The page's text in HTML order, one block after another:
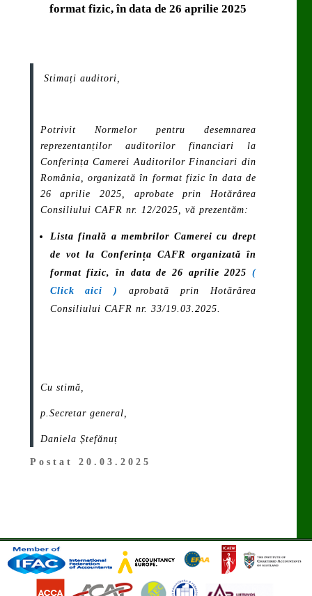
format fizic,în data de 26 aprilie 2025
Stimați auditori,
Potrivit Normelor pentru desemnarea
reprezentanților auditorilor financiari la
Conferința Camerei Auditorilor Financiari din
România, organizată în format fizic în data de
26 aprilie 2025 , aprobate prin Hotărârea
Consiliului CAFR nr. 12/2025, vă prezentăm:
Lista finală a membrilor Camerei cu drept
de vot la Conferința CAFR organizată în
format fizic, în data de 26 aprilie 2025 (
Click aici )
aprobată prin Hotărârea
Consiliului CAFR nr. 33/19.03.2025.
Cu stimă,
p.Secretar general,
Daniela Ștefănuț
Postat 20.03.2025